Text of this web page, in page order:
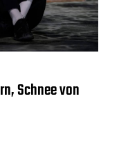
Schnee von